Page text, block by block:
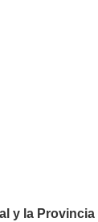
y la Provincia